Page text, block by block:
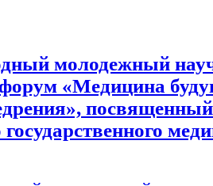
молодежный
«Медицина